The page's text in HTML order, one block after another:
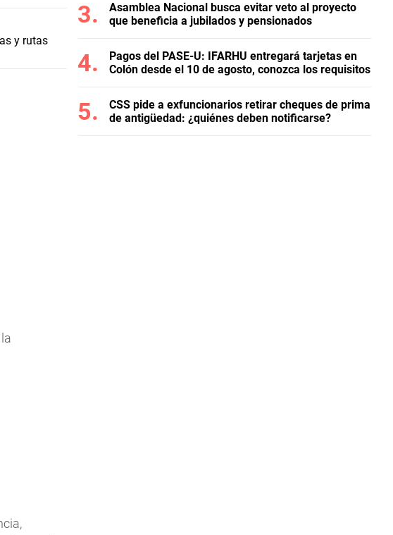
y rutas
Asamblea Nacional busca evitar veto al proyecto
que beneficia a jubilados y pensionados
Pagos del PASE-U: IFARHU entregará tarjetas en
Colón desde el 10 de agosto, conozca los requisitos
CSS pide a exfuncionarios retirar cheques de prima
de antigüedad: ¿quiénes deben notificarse?